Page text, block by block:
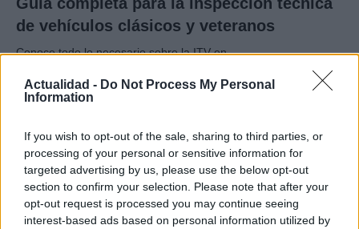
Actualidad - Do Not Process My Personal
Information
If you wish to opt-out of the sale, sharing to third parties, or
processing of your personal or sensitive information for
targeted advertising by us, please use the below opt-out
section to confirm your selection. Please note that after your
opt-out request is processed you may continue seeing
interest-based ads based on personal information utilized by
de vehículos clásicos y veteranos
Conoce todo lo necesario sobre la ITV en…
AUTOMOVIL